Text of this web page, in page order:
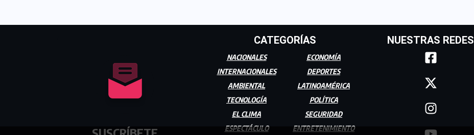
CATEGORÍAS
NACIONALES
INTERNACIONALES
AMBIENTAL
TECNOLOGÍA
EL CLIMA
ESPECTÁCULO
ECONOMÍA
DEPORTES
LATINOAMÉRICA
POLÍTICA
SEGURIDAD
ENTRETENIMIENTO
NUESTRAS REDES